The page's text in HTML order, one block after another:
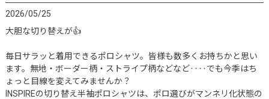
2026/05/25
大胆な切り替えが👍
毎日サラッと着用できるポロシャツ。皆様も数多くお持ちかと思い
ます。無地・ボーダー柄・ストライプ柄などなど‥‥でも今季はち
ょっと目線を変えてみませんか？
INSPIREの切り替え半袖ポロシャツは、ポロ選びがマンネリ化状態の